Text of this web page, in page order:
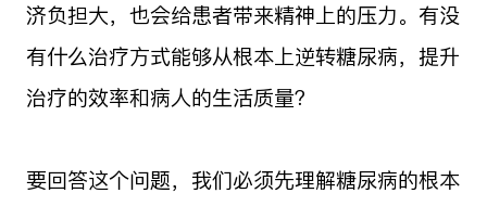
济负担大，也会给患者带来精神上的压力。有没
有什么治疗方式能够从根本上逆转糖尿病，提升
治疗的效率和病人的生活质量？
要回答这个问题，我们必须先理解糖尿病的根本